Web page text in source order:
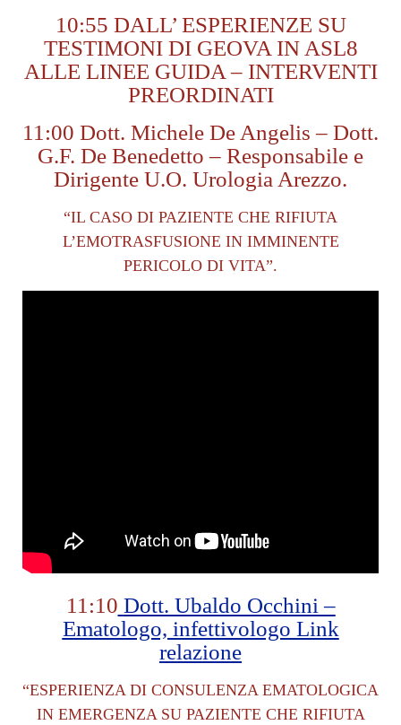
10:55 DALL’ ESPERIENZE SU
TESTIMONI DI GEOVA IN ASL8
ALLE LINEE GUIDA – INTERVENTI
PREORDINATI
11:00 Dott. Michele De Angelis – Dott.
G.F. De Benedetto – Responsabile e
Dirigente U.O. Urologia Arezzo.
“IL CASO DI PAZIENTE CHE RIFIUTA
L’EMOTRASFUSIONE IN IMMINENTE
PERICOLO DI VITA”.
11:10 Dott. Ubaldo Occhini –
Ematologo, infettivologo Link
relazione
“ESPERIENZA DI CONSULENZA EMATOLOGICA
IN EMERGENZA SU PAZIENTE CHE RIFIUTA